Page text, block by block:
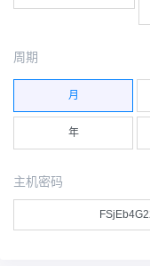
周期
月
年
主机密码